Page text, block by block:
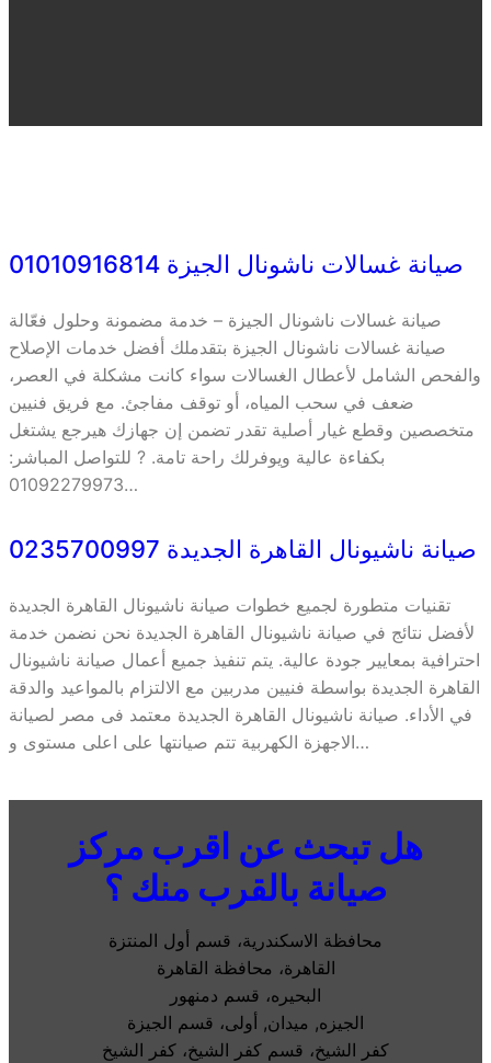
صيانة غسالات ناشونال الجيزة 01010916814
صيانة غسالات ناشونال الجيزة – خدمة مضمونة وحلول فعّالة
صيانة غسالات ناشونال الجيزة بتقدملك أفضل خدمات الإصلاح
والفحص الشامل لأعطال الغسالات سواء كانت مشكلة في العصر،
ضعف في سحب المياه، أو توقف مفاجئ. مع فريق فنيين
متخصصين وقطع غيار أصلية تقدر تضمن إن جهازك هيرجع يشتغل
بكفاءة عالية ويوفرلك راحة تامة. ? للتواصل المباشر:
01092279973…
صيانة ناشيونال القاهرة الجديدة 0235700997
تقنيات متطورة لجميع خطوات صيانة ناشيونال القاهرة الجديدة
لأفضل نتائج في صيانة ناشيونال القاهرة الجديدة نحن نضمن خدمة
احترافية بمعايير جودة عالية. يتم تنفيذ جميع أعمال صيانة ناشيونال
القاهرة الجديدة بواسطة فنيين مدربين مع الالتزام بالمواعيد والدقة
في الأداء. صيانة ناشيونال القاهرة الجديدة معتمد فى مصر لصيانة
الاجهزة الكهربية تتم صيانتها على اعلى مستوى و…
هل تبحث عن اقرب مركز
صيانة بالقرب منك ؟
محافظة الاسكندرية، قسم أول المنتزة
القاهرة، محافظة القاهرة
البحيره، قسم دمنهور
الجيزه, ميدان, أولى، قسم الجيزة
كفر الشيخ، قسم كفر الشيخ، كفر الشيخ